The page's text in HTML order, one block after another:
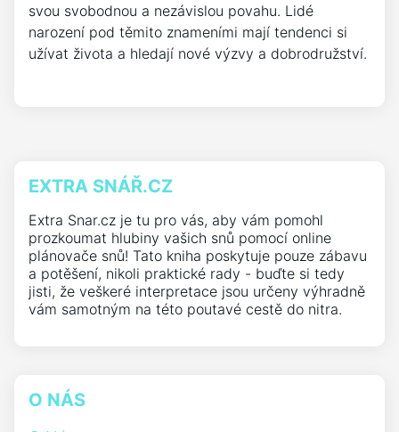
svou svobodnou a nezávislou povahu. Lidé
narození pod těmito znameními mají tendenci si
užívat života a hledají nové výzvy a dobrodružství.
EXTRA SNÁŘ.CZ
Extra Snar.cz je tu pro vás, aby vám pomohl
prozkoumat hlubiny vašich snů pomocí online
plánovače snů! Tato kniha poskytuje pouze zábavu
a potěšení, nikoli praktické rady - buďte si tedy
jisti, že veškeré interpretace jsou určeny výhradně
vám samotným na této poutavé cestě do nitra.
O NÁS